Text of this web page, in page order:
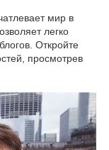
мир в
легко
Откройте
просмотрев